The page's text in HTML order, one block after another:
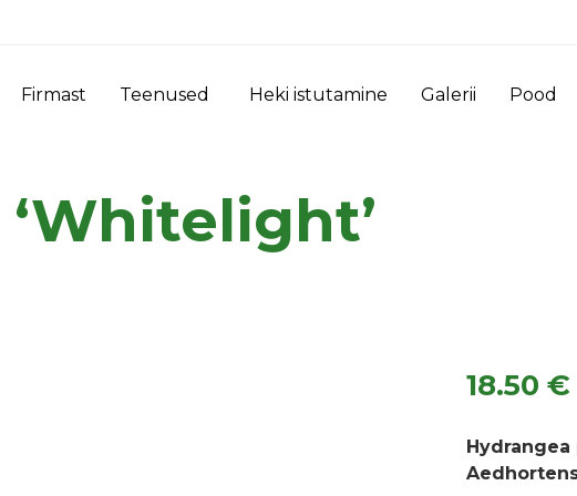
Firmast Teenused Heki istutamine Galerii Pood
18.50€
Hydrangea